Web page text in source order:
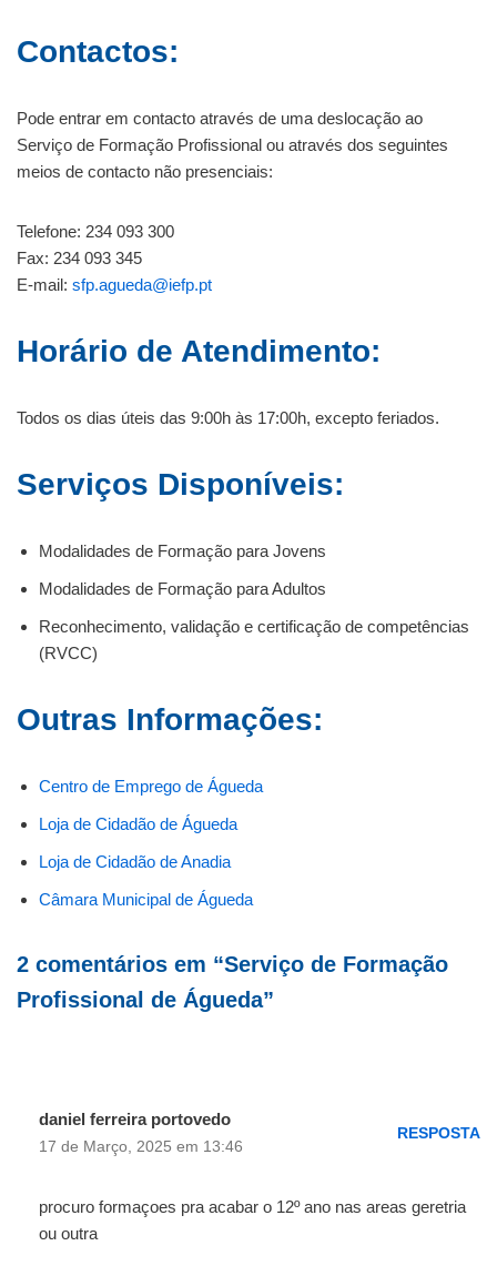
Contactos:
Pode entrar em contacto através de uma deslocação ao
Serviço de Formação Profissional ou através dos seguintes
meios de contacto não presenciais:
Telefone: 234 093 300
Fax: 234 093 345
E-mail: sfp.agueda@iefp.pt
Horário de Atendimento:
Todos os dias úteis das 9:00h às 17:00h, excepto feriados.
Serviços Disponíveis:
Modalidades de Formação para Jovens
Modalidades de Formação para Adultos
Reconhecimento, validação e certificação de competências
(RVCC)
Outras Informações:
Centro de Emprego de Águeda
Loja de Cidadão de Águeda
Loja de Cidadão de Anadia
Câmara Municipal de Águeda
2 comentários em “Serviço de Formação
Profissional de Águeda”
daniel ferreira portovedo
17 de Março, 2025 em 13:46
RESPOSTA
procuro formaçoes pra acabar o 12º ano nas areas geretria
ou outra